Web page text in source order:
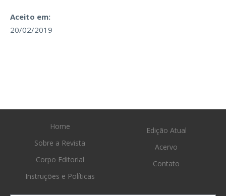
Aceito em:
20/02/2019
Home
Sobre a Revista
Corpo Editorial
Instruções e Políticas
Edição Atual
Acervo
Contato